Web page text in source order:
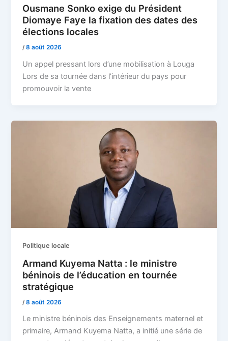
Ousmane Sonko exige du Président
Diomaye Faye la fixation des dates des
élections locales
/8 août 2026
Un appel pressant lors d’une mobilisation à Louga
Lors de sa tournée dans l’intérieur du pays pour
promouvoir la vente
Politique locale
Armand Kuyema Natta : le ministre
béninois de l’éducation en tournée
stratégique
/8 août 2026
Le ministre béninois des Enseignements maternel et
primaire, Armand Kuyema Natta, a initié une série de